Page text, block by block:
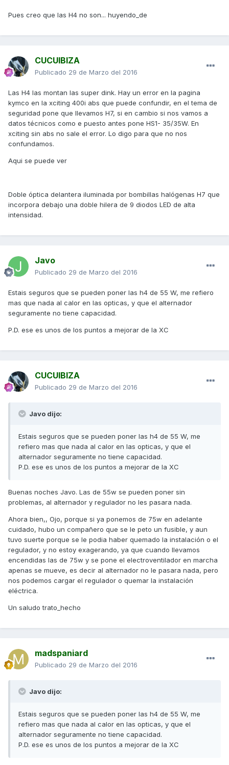
Pues creo que las H4 no son... huyendo_de
CUCUIBIZA
Publicado 29 de Marzo del 2016
Las H4 las montan las super dink. Hay un error en la pagina
kymco en la xciting 400i abs que puede confundir, en el tema de
seguridad pone que llevamos H7, si en cambio si nos vamos a
datos técnicos como e puesto antes pone HS1- 35/35W. En
xciting sin abs no sale el error. Lo digo para que no nos
confundamos.
Aqui se puede ver
Doble óptica delantera iluminada por bombillas halógenas H7 que
incorpora debajo una doble hilera de 9 diodos LED de alta
intensidad.
Javo
Publicado 29 de Marzo del 2016
Estais seguros que se pueden poner las h4 de 55 W, me refiero
mas que nada al calor en las opticas, y que el alternador
seguramente no tiene capacidad.
P.D. ese es unos de los puntos a mejorar de la XC
CUCUIBIZA
Publicado 29 de Marzo del 2016
Javo dijo:
Estais seguros que se pueden poner las h4 de 55 W, me
refiero mas que nada al calor en las opticas, y que el
alternador seguramente no tiene capacidad.
P.D. ese es unos de los puntos a mejorar de la XC
Buenas noches Javo. Las de 55w se pueden poner sin
problemas, al alternador y regulador no les pasara nada.
Ahora bien,, Ojo, porque si ya ponemos de 75w en adelante
cuidado, hubo un compañero que se le peto un fusible, y aun
tuvo suerte porque se le podia haber quemado la instalación o el
regulador, y no estoy exagerando, ya que cuando llevamos
encendidas las de 75w y se pone el electroventilador en marcha
apenas se mueve, es decir al alternador no le pasara nada, pero
nos podemos cargar el regulador o quemar la instalación
eléctrica.
Un saludo trato_hecho
madspaniard
Publicado 29 de Marzo del 2016
Javo dijo:
Estais seguros que se pueden poner las h4 de 55 W, me
refiero mas que nada al calor en las opticas, y que el
alternador seguramente no tiene capacidad.
P.D. ese es unos de los puntos a mejorar de la XC